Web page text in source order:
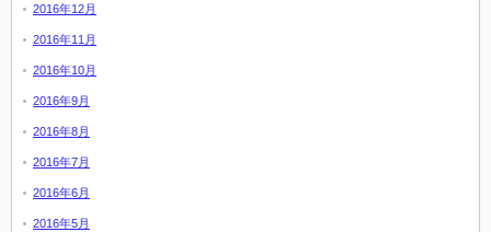
2016年12月
2016年11月
2016年10月
2016年9月
2016年8月
2016年7月
2016年6月
2016年5月